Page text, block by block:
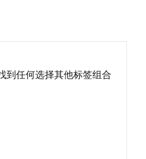
到任何选择其他标签组合